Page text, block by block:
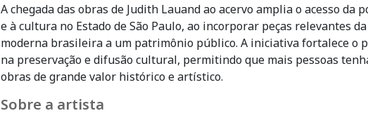
A chegada das obras de Judith Lauand ao acervo amplia o acesso da
e à cultura no Estado de São Paulo, ao incorporar peças relevantes
moderna brasileira a um patrimônio público. A iniciativa fortalece o
na preservação e difusão cultural, permitindo que mais pessoas
obras de grande valor histórico e artístico.
Sobre a artista